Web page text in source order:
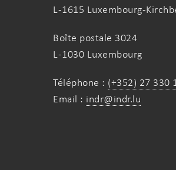
L-1615 Luxembourg-
Boîte postale 3024
L-1030 Luxembourg
Téléphone : (+352) 27 330
Email : indr@indr.lu